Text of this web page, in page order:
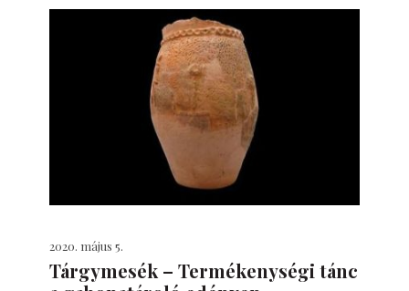
2020. május 5.
Tárgymesék – Termékenységi tánc